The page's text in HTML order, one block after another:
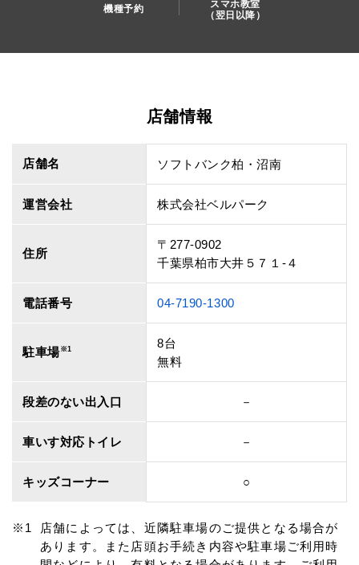
機種予約
スマホ教室
（翌日以降）
店舗情報
店舗名 ソフトバンク柏・沼南
運営会社 株式会社ベルパーク
住所
〒277-0902
千葉県柏市大井５７１‐４
電話番号 04-7190-1300
駐車場※1
8台
無料
段差のない出入口 －
車いす対応トイレ －
キッズコーナー ○
店舗によっては、近隣駐車場のご提供となる場合が
あります。また店頭お手続き内容や駐車場ご利用時